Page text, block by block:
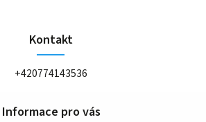
Kontakt
+420774143536
Informace pro vás